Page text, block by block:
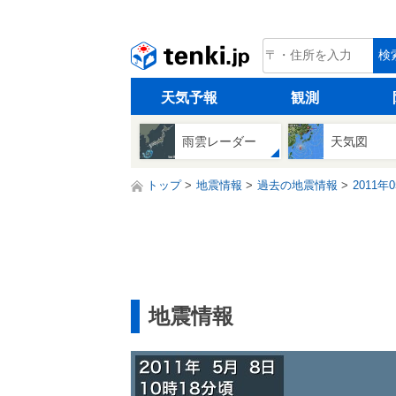
tenki.jp 検
天気予報 観測
雨雲レーダー 天気図
トップ 地震情報 過去の地震情報 2011年
地震情報